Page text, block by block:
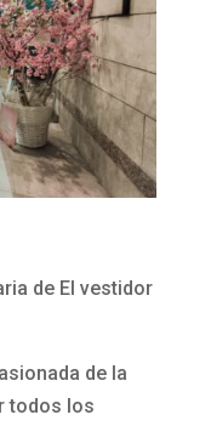
de El vestidor
de la
todos los